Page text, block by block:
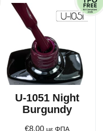
U-1051 Night
Burgundy
€8.00 με ΦΠΑ